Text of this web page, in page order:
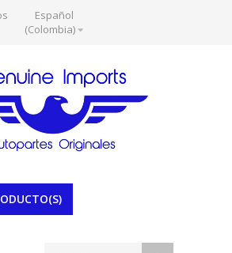
Español
(Colombia)